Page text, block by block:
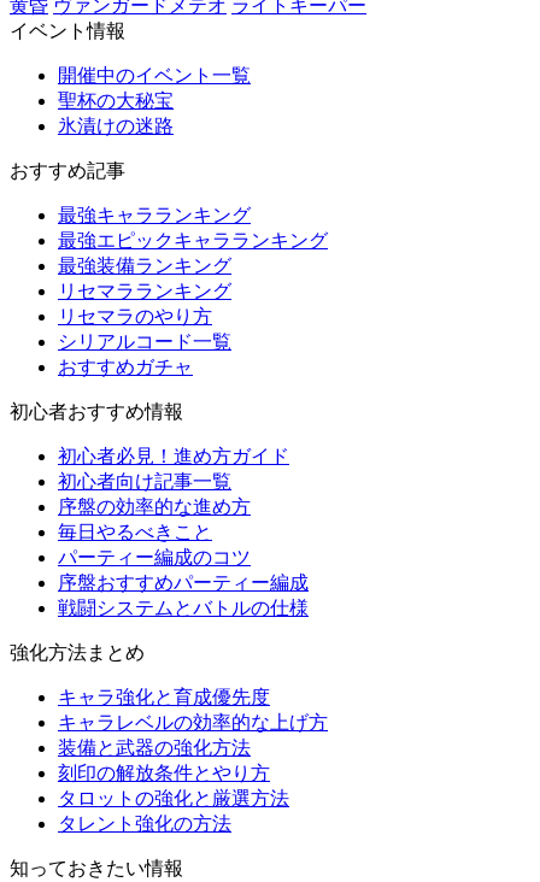
黄昏 ヴァンガードメテオ ライトキーパー
イベント情報
開催中のイベント一覧
聖杯の大秘宝
氷漬けの迷路
おすすめ記事
最強キャラランキング
最強エピックキャラランキング
最強装備ランキング
リセマラランキング
リセマラのやり方
シリアルコード一覧
おすすめガチャ
初心者おすすめ情報
初心者必見！進め方ガイド
初心者向け記事一覧
序盤の効率的な進め方
毎日やるべきこと
パーティー編成のコツ
序盤おすすめパーティー編成
戦闘システムとバトルの仕様
強化方法まとめ
キャラ強化と育成優先度
キャラレベルの効率的な上げ方
装備と武器の強化方法
刻印の解放条件とやり方
タロットの強化と厳選方法
タレント強化の方法
知っておきたい情報